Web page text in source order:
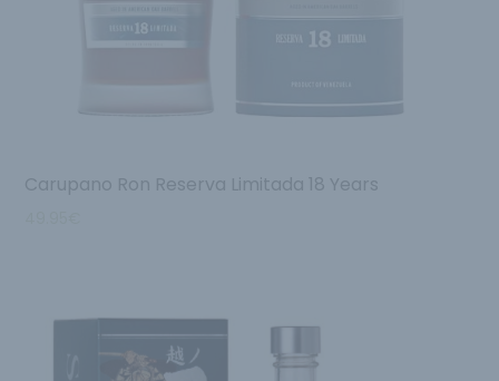
Carupano Ron Reserva Limitada 18 Years